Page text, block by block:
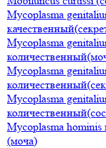
Mycoplasma
Mycoplasma
Mycoplasma
Mycoplasma
Mycoplasma
(моча)